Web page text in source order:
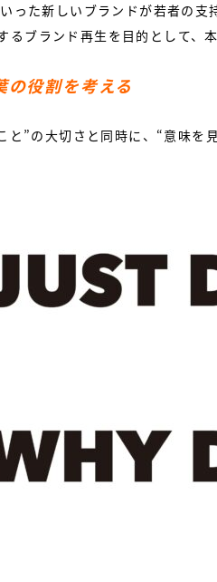
った新しいブランドが若者の支
るブランド再生を目的として、
の役割を考える
と”の大切さと同時に、“意味を